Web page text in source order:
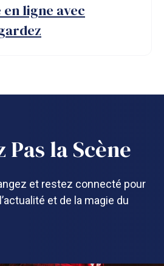
ligne avec
Pas la Scène
et restez connecté pour
et de la magie du